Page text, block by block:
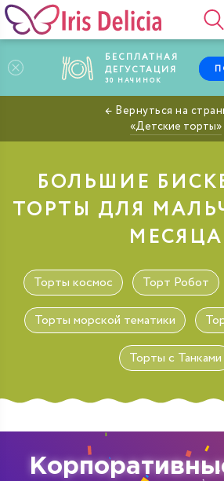
БЕСПЛАТНАЯ
ДЕГУСТАЦИЯ
30 НАЧИНОК
Детские торты
БОЛЬШИЕ
ТОРТЫ ДЛЯ
МЕСЯЦА
Торты космос Торт Робот
Торты морской тематики
Торты с Танками